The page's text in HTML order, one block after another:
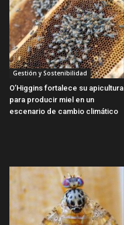
Gestión y Sostenibilidad
O’Higgins fortalece su apicultura
para producir miel en un
escenario de cambio climático